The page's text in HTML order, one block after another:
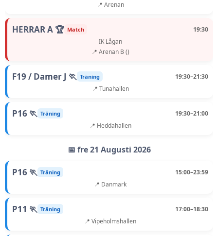
📍 Arenan
HERRAR A 🏆 Match
19:30
IK Lågan
📍 Arenan B ()
F19 / Damer J 🏃 Träning
19:30–21:30
📍 Tunahallen
P16 🏃 Träning
19:30–21:00
📍 Heddahallen
📅 fre 21 Augusti 2026
P16 🏃 Träning
15:00–23:59
📍 Danmark
P11 🏃 Träning
17:00–18:30
📍 Vipeholmshallen